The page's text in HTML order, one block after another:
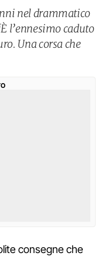
nel drammatico
l’ennesimo caduto
Una corsa che
consegne che